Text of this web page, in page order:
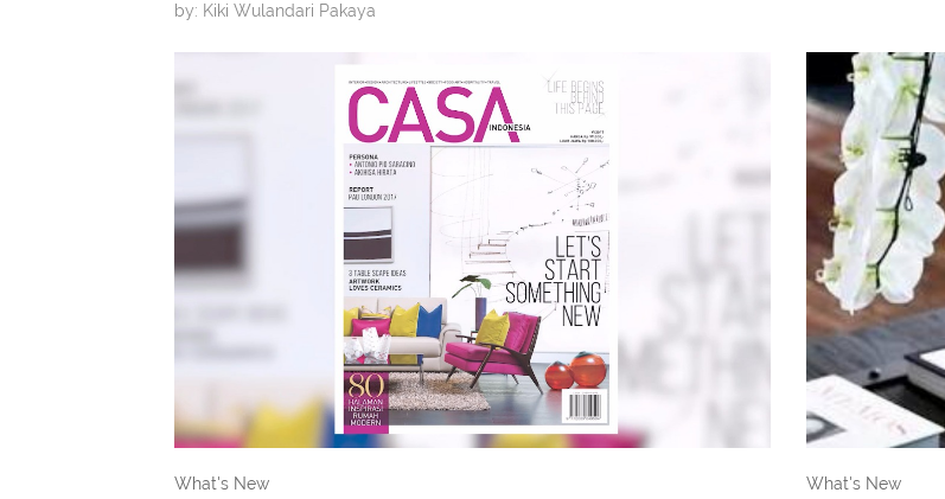
by: Kiki Wulandari Pakaya
What's New What's New